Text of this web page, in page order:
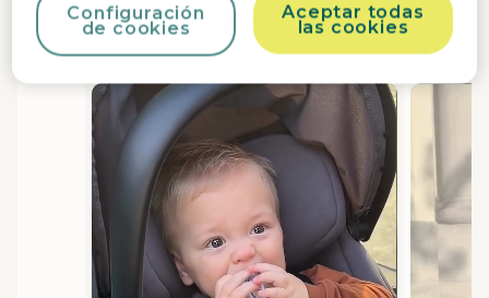
Upload Yours Here
Media Carousel
Carousel with product photos. Use the previous and next
Aceptar todas
las cookies
Configuración
de cookies